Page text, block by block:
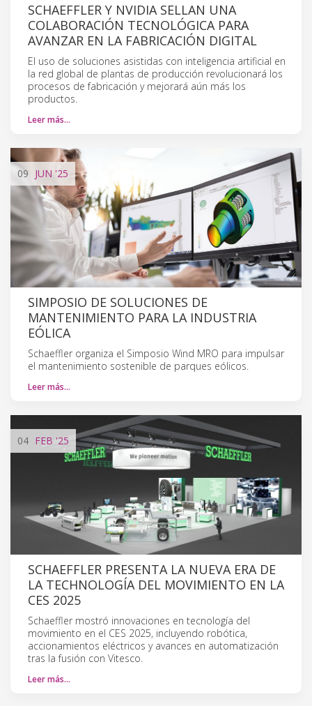
SCHAEFFLER Y NVIDIA SELLAN UNA
COLABORACIÓN TECNOLÓGICA PARA
AVANZAR EN LA FABRICACIÓN DIGITAL
El uso de soluciones asistidas con inteligencia artificial en
la red global de plantas de producción revolucionará los
procesos de fabricación y mejorará aún más los
productos.
Leer más…
09 JUN '25
SIMPOSIO DE SOLUCIONES DE
MANTENIMIENTO PARA LA INDUSTRIA
EÓLICA
Schaeffler organiza el Simposio Wind MRO para impulsar
el mantenimiento sostenible de parques eólicos.
Leer más…
04 FEB '25
SCHAEFFLER PRESENTA LA NUEVA ERA DE
LA TECHNOLOGÍA DEL MOVIMIENTO EN LA
CES 2025
Schaeffler mostró innovaciones en tecnología del
movimiento en el CES 2025, incluyendo robótica,
accionamientos eléctricos y avances en automatización
tras la fusión con Vitesco.
Leer más…